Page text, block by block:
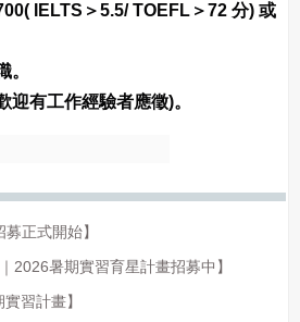
IELTS＞5.5/ TOEFL＞72 分) 或
。
迎有工作經驗者應徵)。
正式開始】
2026暑期實習育星計畫招募中】
習計畫】